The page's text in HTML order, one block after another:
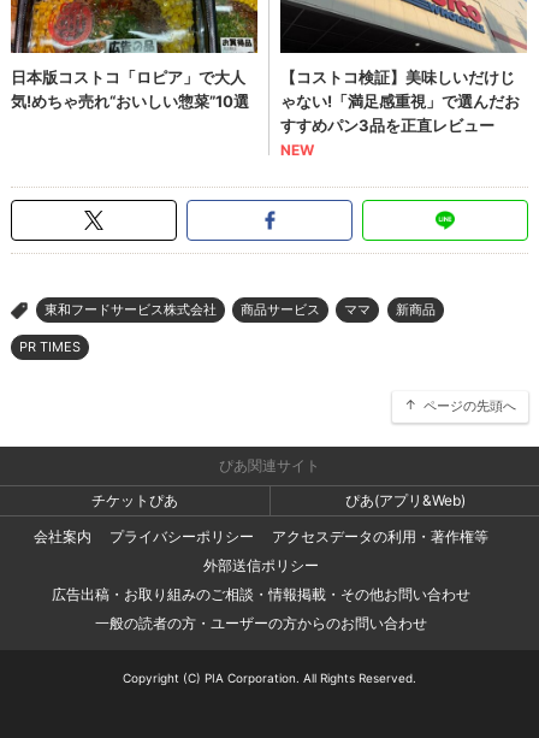
> 東和フードサービス株式会社 商品サービス ママ 新商品
PR TIMES
ページの先頭へ
ぴあ関連サイト
チケットぴあ
ぴあ(アプリ&Web)
会社案内
プライバシーポリシー
アクセスデータの利用・著作権等
外部送信ポリシー
広告出稿・お取り組みのご相談・情報掲載・その他お問い合わせ
一般の読者の方・ユーザーの方からのお問い合わせ
Copyright (C) PIA Corporation. All Rights Reserved.